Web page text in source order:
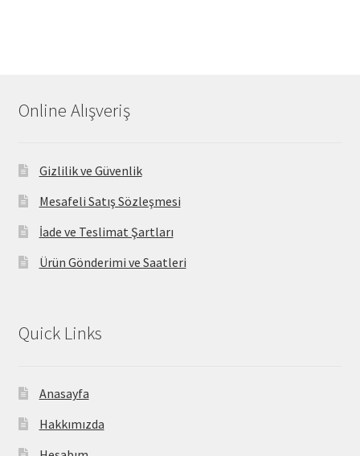
Online Alışveriş
Gizlilik ve Güvenlik
Mesafeli Satış Sözleşmesi
İade ve Teslimat Şartları
Ürün Gönderimi ve Saatleri
Quick Links
Anasayfa
Hakkımızda